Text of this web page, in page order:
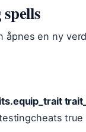
åpnes en ny